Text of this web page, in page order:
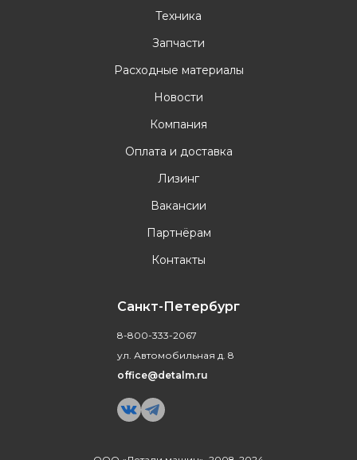
Техника
Запчасти
Расходные материалы
Новости
Компания
Оплата и доставка
Лизинг
Вакансии
Партнёрам
Контакты
Санкт-Петербург
8-800-333-2067
ул. Автомобильная д. 8
office@detalm.ru